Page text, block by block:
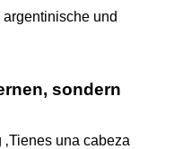
argentinische und
sondern
una cabeza